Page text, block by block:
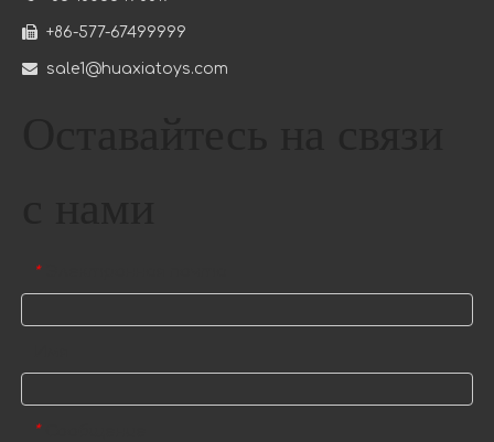
 +86-577-67499999
 sale1@huaxiatoys.com
*
*